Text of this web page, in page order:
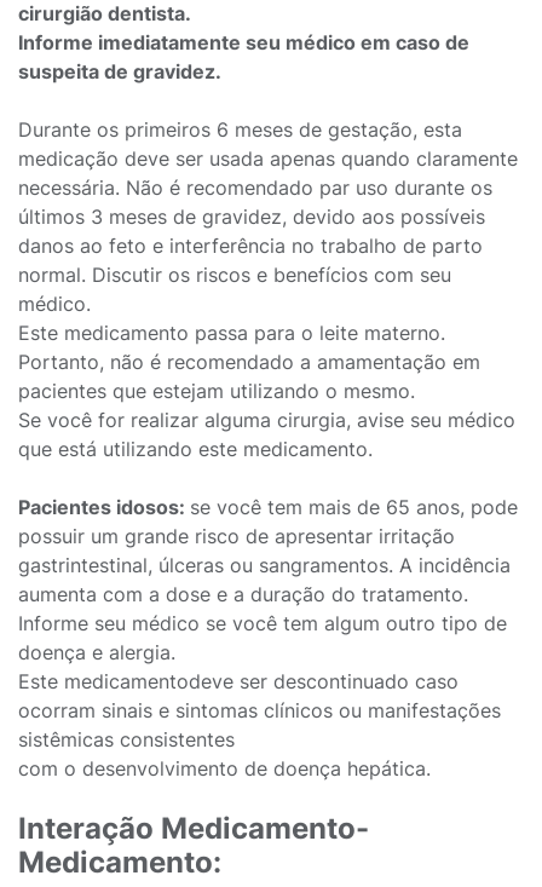
cirurgião dentista.
Informe imediatamente seu médico em caso de
suspeita de gravidez.
Durante os primeiros 6 meses de gestação, esta
medicação deve ser usada apenas quando claramente
necessária. Não é recomendado par uso durante os
últimos 3 meses de gravidez, devido aos possíveis
danos ao feto e interferência no trabalho de parto
normal. Discutir os riscos e benefícios com seu
médico.
Este medicamento passa para o leite materno.
Portanto, não é recomendado a amamentação em
pacientes que estejam utilizando o mesmo.
Se você for realizar alguma cirurgia, avise seu médico
que está utilizando este medicamento.
Pacientes idosos: se você tem mais de 65 anos, pode
possuir um grande risco de apresentar irritação
gastrintestinal, úlceras ou sangramentos. A incidência
aumenta com a dose e a duração do tratamento.
Informe seu médico se você tem algum outro tipo de
doença e alergia.
Este medicamentodeve ser descontinuado caso
ocorram sinais e sintomas clínicos ou manifestações
sistêmicas consistentes
com o desenvolvimento de doença hepática.
Interação Medicamento-
Medicamento: